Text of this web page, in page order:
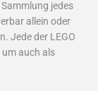
jedes
allein oder
Jede der LEGO
auch als